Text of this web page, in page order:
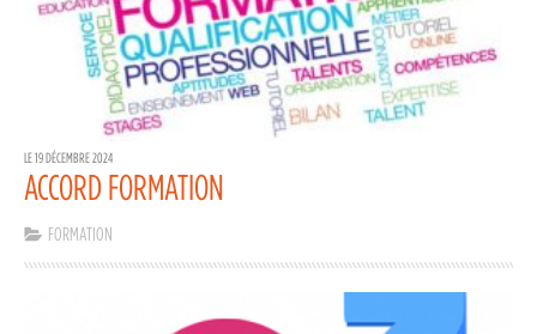
LE 19 DÉCEMBRE 2024
ACCORD FORMATION
FORMATION